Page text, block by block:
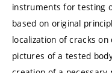
instruments for testing
based on original
localization of cracks
pictures of a tested